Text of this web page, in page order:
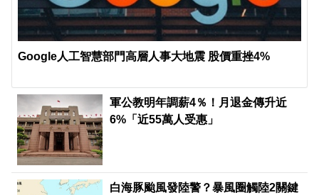
Google人工智慧部門高層人事大地震 股價重挫4%
軍公教明年調薪4％！月退金傳升近
6%「近55萬人受惠」
白海豚颱風發陸警？暴風圈觸陸2關鍵